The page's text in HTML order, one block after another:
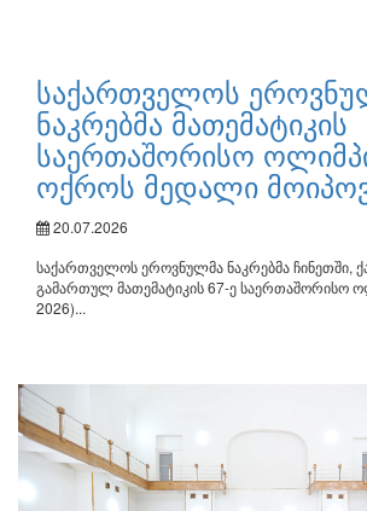
საქართველოს
ნაკრებმა მათემატიკის
საერთაშორისო
ოქროს მედალი
20.07.2026
საქართველოს ეროვნულმა ნაკრებმა ჩინეთში,
გამართულ მათემატიკის 67-ე საერთაშორისო
2026)...